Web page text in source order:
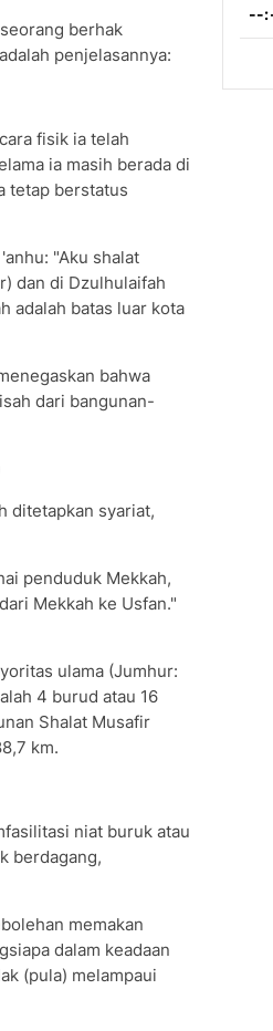
berhak
penjelasannya:
fisik ia telah
ia masih berada di
tetap berstatus
"Aku shalat
dan di Dzulhulaifah
adalah batas luar kota
bahwa
dari bangunan-
ditetapkan syariat,
penduduk Mekkah,
Mekkah ke Usfan."
ulama (Jumhur:
4 burud atau 16
Shalat Musafir
km.
niat buruk atau
berdagang,
memakan
dalam keadaan
(pula) melampaui